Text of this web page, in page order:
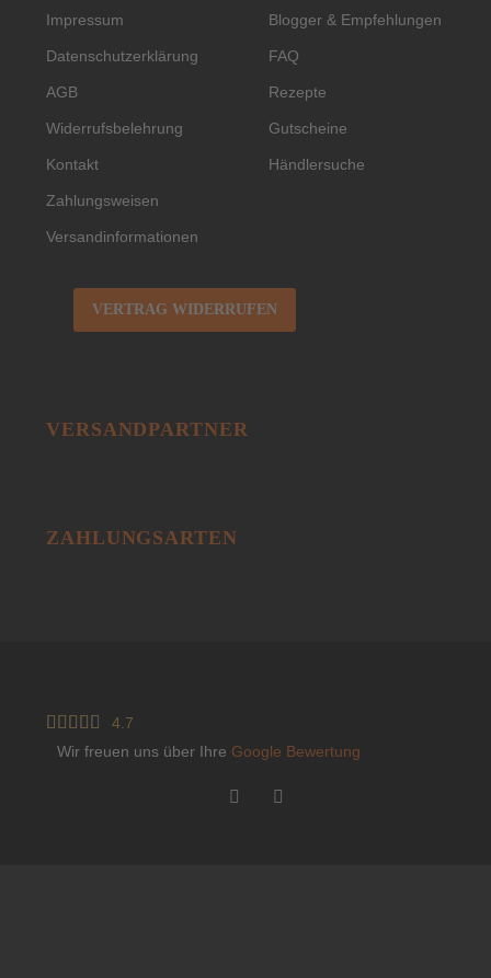
Impressum
Datenschutzerklärung
AGB
Widerrufsbelehrung
Kontakt
Zahlungsweisen
Versandinformationen
VERTRAG WIDERRUFEN
Blogger & Empfehlungen
FAQ
Rezepte
Gutscheine
Händlersuche
VERSANDPARTNER
ZAHLUNGSARTEN
    
4.7
Wir freuen uns über Ihre Google Bewertung